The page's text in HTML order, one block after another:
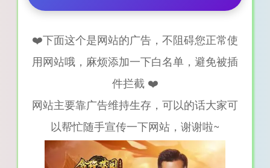
❤️下面这个是网站的广告，不阻碍您正常使
用网站哦，麻烦添加一下白名单，避免被插
件拦截 ❤️
网站主要靠广告维持生存，可以的话大家可
以帮忙随手宣传一下网站，谢谢啦~